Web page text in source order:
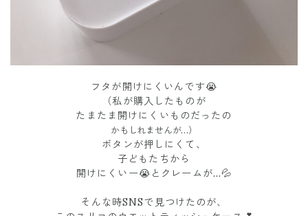
フタが開けにくいんです😭
（私が購入したものが
たまたま開けにくいものだったの
かもしれませんが…）
ボタンが押しにくて、
子どもたちから
開けにくいー😭とクレームが…💦
そんな時SNSで見つけたのが、